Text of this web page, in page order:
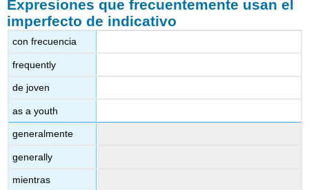
Expresiones que frecuentemente usan el
imperfecto de indicativo
con frecuencia
frequently
de joven
as a youth
generalmente
generally
mientras